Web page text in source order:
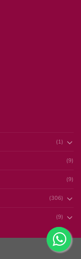
(1)
(9)
(9)
(306)
(9)